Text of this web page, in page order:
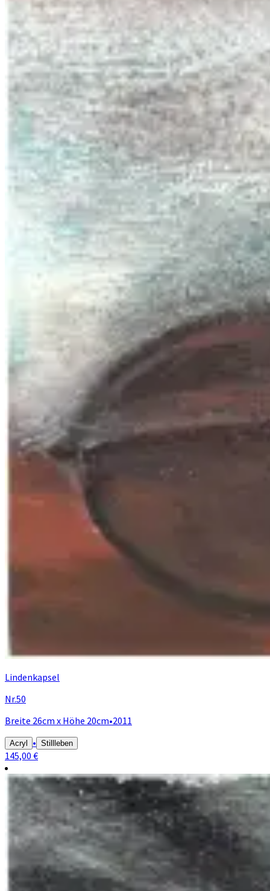
Lindenkapsel
Nr.50
Breite 26cm x Höhe 20cm•2011
Acryl • Stillleben
145,00 €